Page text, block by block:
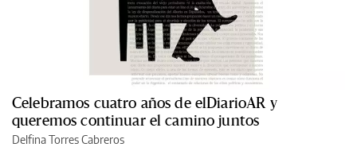
Celebramos cuatro años de elDiarioAR y
queremos continuar el camino juntos
Delfina Torres Cabreros